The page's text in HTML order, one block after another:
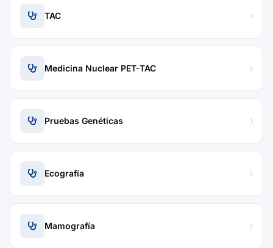
TAC
Medicina Nuclear PET-TAC
Pruebas Genéticas
Ecografía
Mamografía